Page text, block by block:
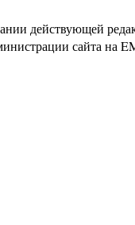
действующей
сайта на